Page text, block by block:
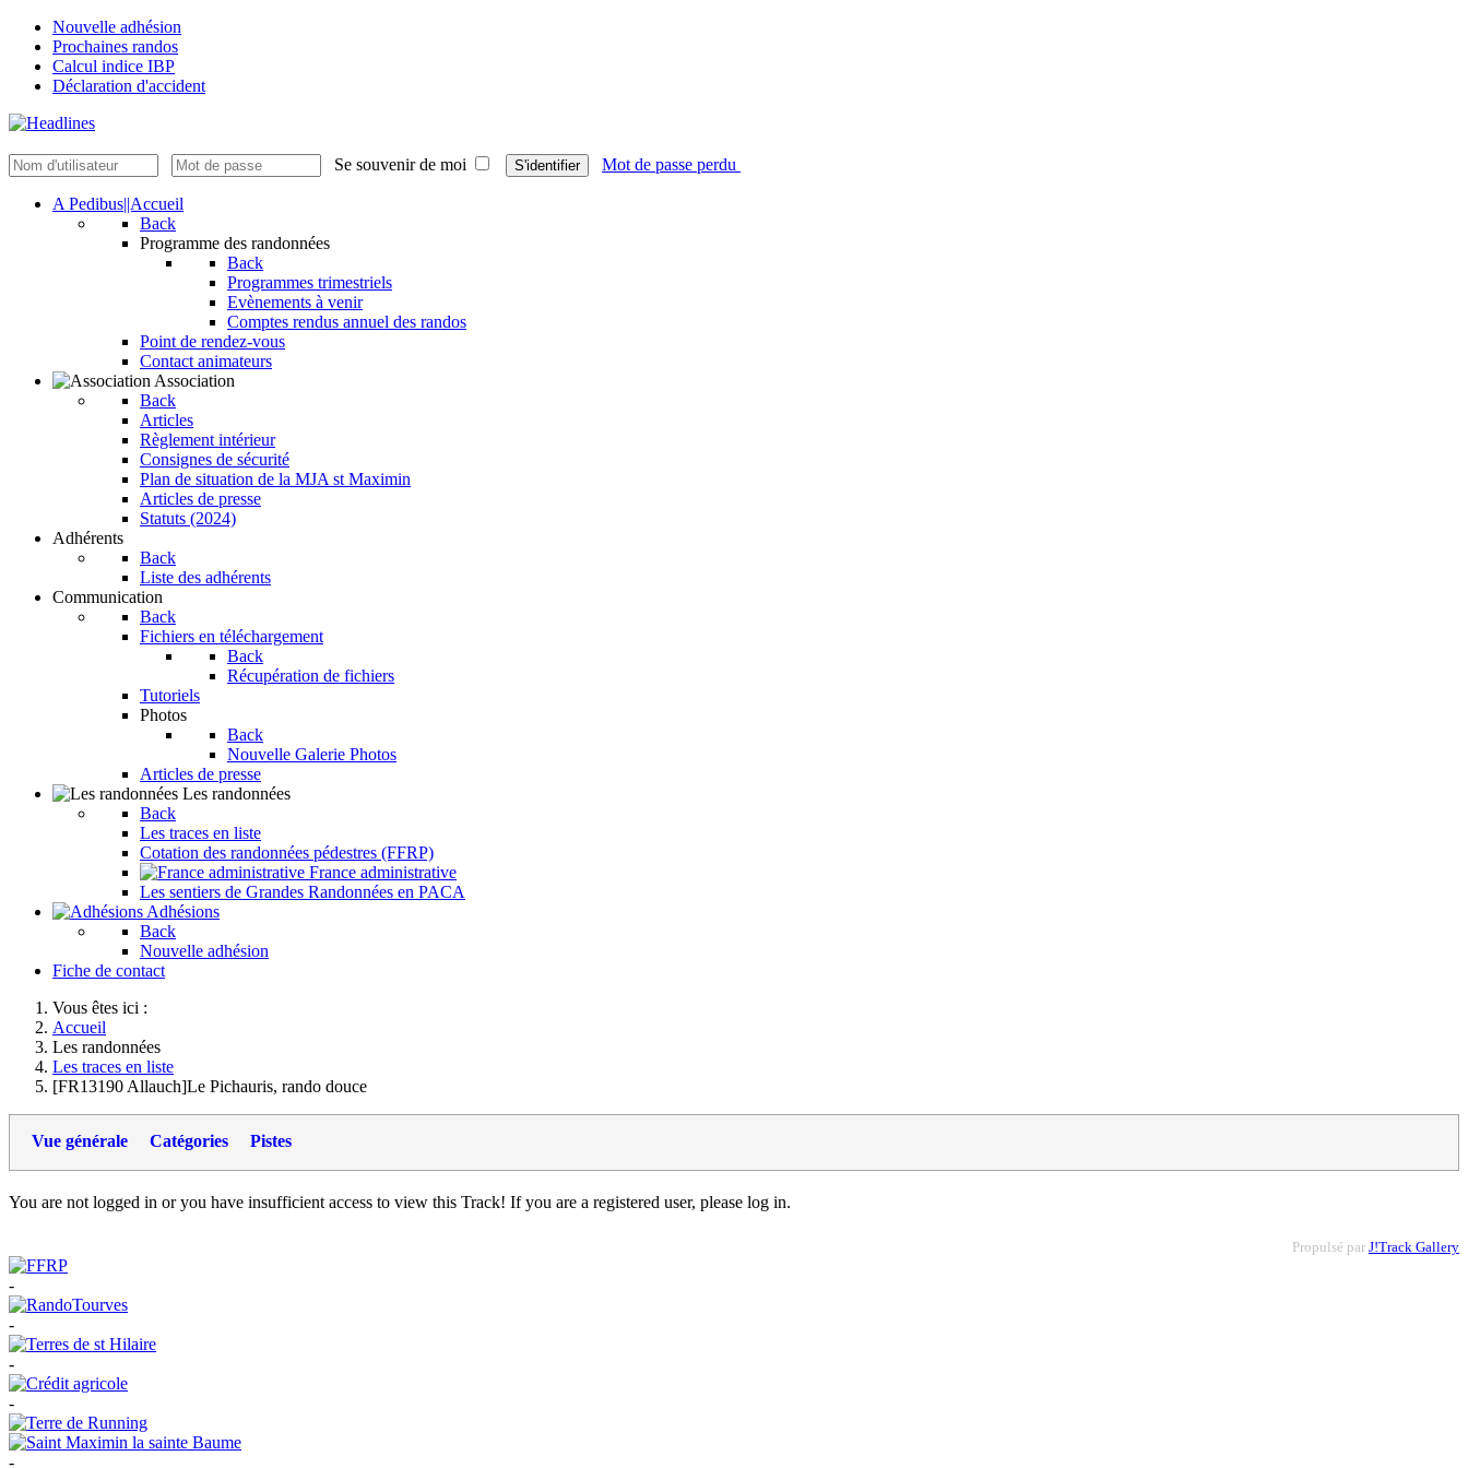
Nouvelle adhésion
Prochaines randos
Calcul indice IBP
Déclaration d'accident
Se souvenir de moi S'identifier Mot de passe perdu
A Pedibus||Accueil
Back
Programme des randonnées
Back
Programmes trimestriels
Evènements à venir
Comptes rendus annuel des randos
Point de rendez-vous
Contact animateurs
Association
Back
Articles
Règlement intérieur
Consignes de sécurité
Plan de situation de la MJA st Maximin
Articles de presse
Statuts (2024)
Adhérents
Back
Liste des adhérents
Communication
Back
Fichiers en téléchargement
Back
Récupération de fichiers
Tutoriels
Photos
Back
Nouvelle Galerie Photos
Articles de presse
Les randonnées
Back
Les traces en liste
Cotation des randonnées pédestres (FFRP)
France administrative
Les sentiers de Grandes Randonnées en PACA
Adhésions
Back
Nouvelle adhésion
Fiche de contact
Vous êtes ici :
Accueil
Les randonnées
Les traces en liste
[FR13190 Allauch]Le Pichauris, rando douce
Vue générale Catégories Pistes
You are not logged in or you have insufficient access to view this Track! If you are a registered user, please log in.
Propulsé par J!Track Gallery
-
-
-
-
-